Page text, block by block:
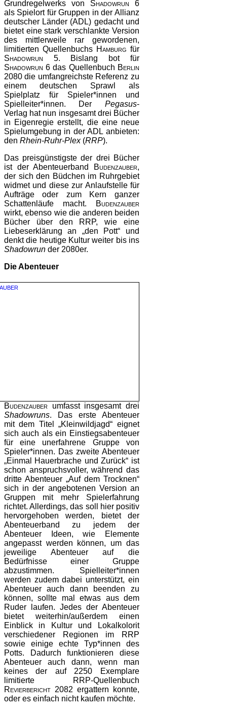
Grundregelwerks von Shadowrun 6
als Spielort für Gruppen in der Allianz
deutscher Länder (ADL) gedacht und
bietet eine stark verschlankte Version
des mittlerweile rar gewordenen,
limitierten Quellenbuchs Hamburg für
Shadowrun 5. Bislang bot für
Shadowrun 6 das Quellenbuch Berlin
2080 die umfangreichste Referenz zu
einem deutschen Sprawl als
Spielplatz für Spieler*innen und
Spielleiter*innen. Der Pegasus-
Verlag hat nun insgesamt drei Bücher
in Eigenregie erstellt, die eine neue
Spielumgebung in der ADL anbieten:
den Rhein-Ruhr-Plex(RRP).
Das preisgünstigste der drei Bücher
ist der Abenteuerband
Budenzauber,
der sich den Büdchen im Ruhrgebiet
widmet und diese zur Anlaufstelle für
Aufträge oder zum Kern ganzer
Schattenläufe macht.
Budenzauber
wirkt, ebenso wie die anderen beiden
Bücher über den RRP, wie eine
Liebeserklärung an „den Pott“ und
denkt die heutige Kultur weiter bis ins
Shadowrun der 2080er.
Die Abenteuer
Budenzauber umfasst insgesamt drei
Shadowruns. Das erste Abenteuer
mit dem Titel „Kleinwildjagd“ eignet
sich auch als ein Einstiegsabenteuer
für eine unerfahrene Gruppe von
Spieler*innen. Das zweite Abenteuer
„Einmal Hauerbrache und Zurück“ ist
schon anspruchsvoller, während das
dritte Abenteuer „Auf dem Trocknen“
sich in der angebotenen Version an
Gruppen mit mehr Spielerfahrung
richtet. Allerdings, das soll hier positiv
hervorgehoben werden, bietet der
Abenteuerband zu jedem der
Abenteuer Ideen, wie Elemente
angepasst werden können, um das
jeweilige Abenteuer auf die
Bedürfnisse einer Gruppe
abzustimmen. Spielleiter*innen
werden zudem dabei unterstützt, ein
Abenteuer auch dann beenden zu
können, sollte mal etwas aus dem
Ruder laufen. Jedes der Abenteuer
bietet weiterhin/außerdem einen
Einblick in Kultur und Lokalkolorit
verschiedener Regionen im RRP
sowie einige echte Typ*innen des
Potts. Dadurch funktionieren diese
Abenteuer auch dann, wenn man
keines der auf 2250 Exemplare
limitierte RRP-Quellenbuch
Revierbericht 2082 ergattern konnte,
oder es einfach nicht kaufen möchte.